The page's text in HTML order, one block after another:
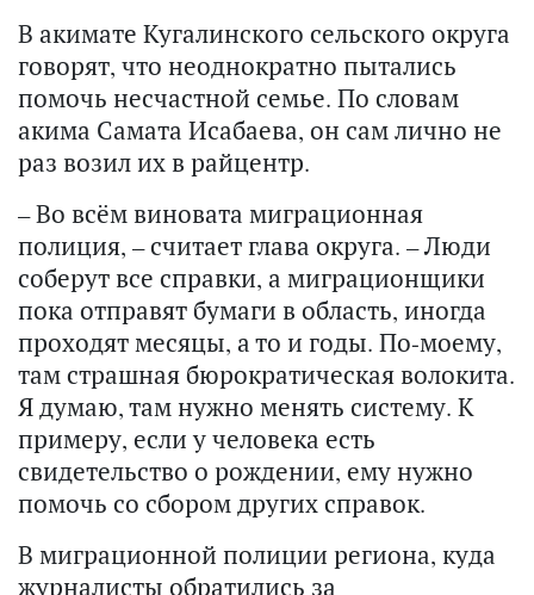
В акимате Кугалинского сельского округа
говорят, что неоднократно пытались
помочь несчастной семье. По словам
акима Самата Исабаева, он сам лично не
раз возил их в райцентр.
– Во всём виновата миграционная
полиция, – считает глава округа. – Люди
соберут все справки, а миграционщики
пока отправят бумаги в область, иногда
проходят месяцы, а то и годы. По-моему,
там страшная бюрократическая волокита.
Я думаю, там нужно менять систему. К
примеру, если у человека есть
свидетельство о рождении, ему нужно
помочь со сбором других справок.
В миграционной полиции региона, куда
журналисты обратились за